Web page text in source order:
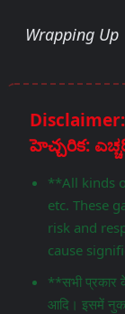
Wrapping Up
Disclaimer:
**All kinds
etc. These
risk and
cause
**सभी प्रकार
आदि। इसमें